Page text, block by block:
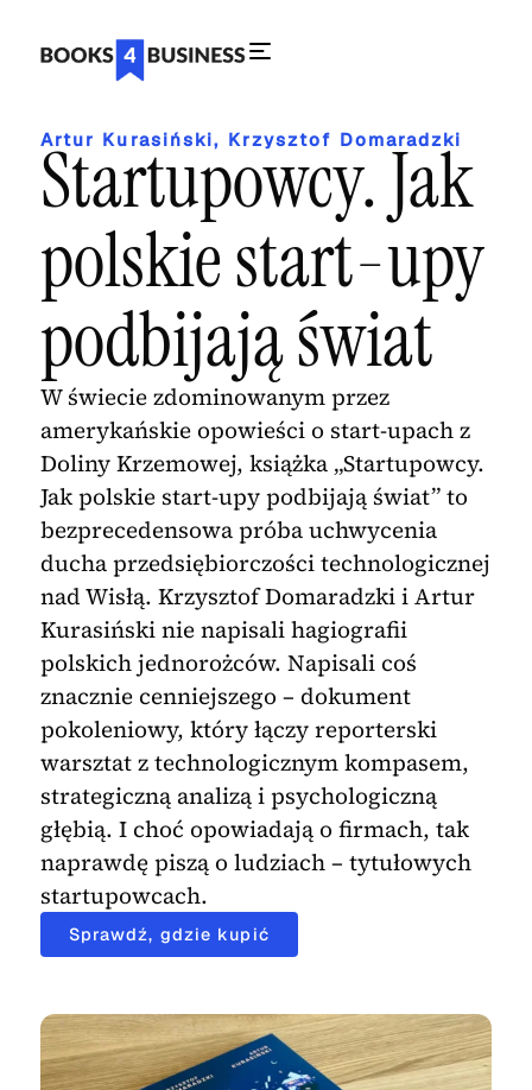
Artur Kurasiński, Krzysztof Domaradzki
Startupowcy. Jak
polskie start-upy
podbijają świat
W świecie zdominowanym przez
amerykańskie opowieści o start-upach z
Doliny Krzemowej, książka „Startupowcy.
Jak polskie start-upy podbijają świat” to
bezprecedensowa próba uchwycenia
ducha przedsiębiorczości technologicznej
nad Wisłą. Krzysztof Domaradzki i Artur
Kurasiński nie napisali hagiografii
polskich jednorożców. Napisali coś
znacznie cenniejszego – dokument
pokoleniowy, który łączy reporterski
warsztat z technologicznym kompasem,
strategiczną analizą i psychologiczną
głębią. I choć opowiadają o firmach, tak
naprawdę piszą o ludziach – tytułowych
startupowcach.
Sprawdź, gdzie kupić